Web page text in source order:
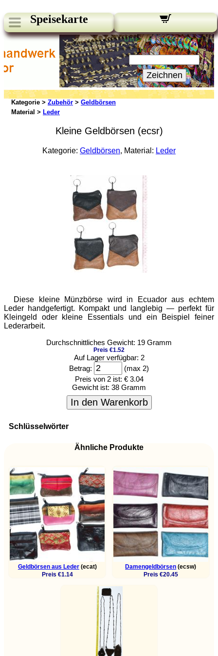
Speisekarte
Unsere Newsletter:
Ihre E-Mail:
Zeichnen
Kategorie > Zubehör > Geldbörsen
Material > Leder
Kleine Geldbörsen (ecsr)
Kategorie: Geldbörsen, Material: Leder
Diese kleine Münzbörse wird in Ecuador aus echtem
Leder handgefertigt. Kompakt und langlebig — perfekt für
Kleingeld oder kleine Essentials und ein Beispiel feiner
Lederarbeit.
Durchschnittliches Gewicht: 19 Gramm
Preis €1.52
Auf Lager verfügbar: 2
Betrag:
(max 2)
Preis von 2 ist: € 3.04
Gewicht ist: 38 Gramm
In den Warenkorb
Schlüsselwörter
Ähnliche Produkte
Geldbörsen aus Leder(ecat)
Preis €1.14
Damengeldbörsen (ecsw)
Preis €20.45